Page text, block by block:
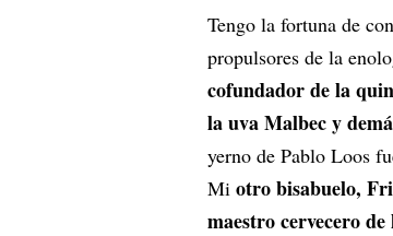
Tengo la fortuna de
propulsores de la
cofundador de la
la uva Malbec y
yerno de Pablo Loos
Mi otro bisabuelo,
maestro cervecero